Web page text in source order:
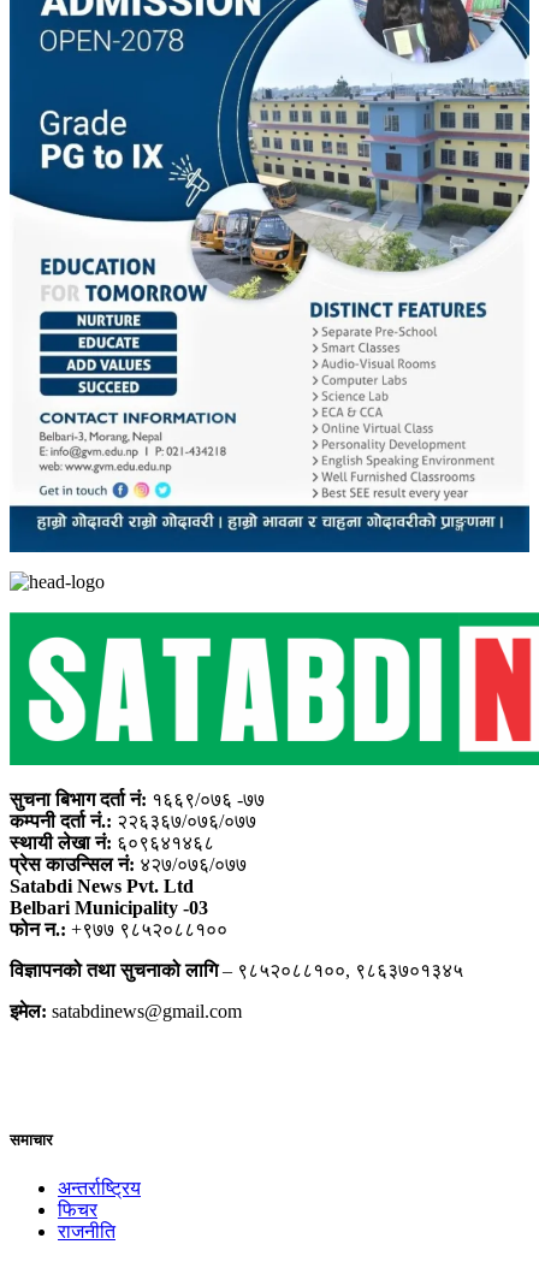
सुचना बिभाग दर्ता नं: १६६९/०७६ -७७
कम्पनी दर्ता नं.: २२६३६७/०७६/०७७
स्थायी लेखा नं: ६०९६४१४६८
प्रेस काउन्सिल नं: ४२७/०७६/०७७
Satabdi News Pvt. Ltd
Belbari Municipality -03
फोन न.: +९७७ ९८५२०८८१००
विज्ञापनको तथा सुचनाको लागि– ९८५२०८८१००, ९८६३७०१३४५
इमेल: satabdinews@gmail.com
समाचार
अन्तर्राष्ट्रिय
फिचर
राजनीति